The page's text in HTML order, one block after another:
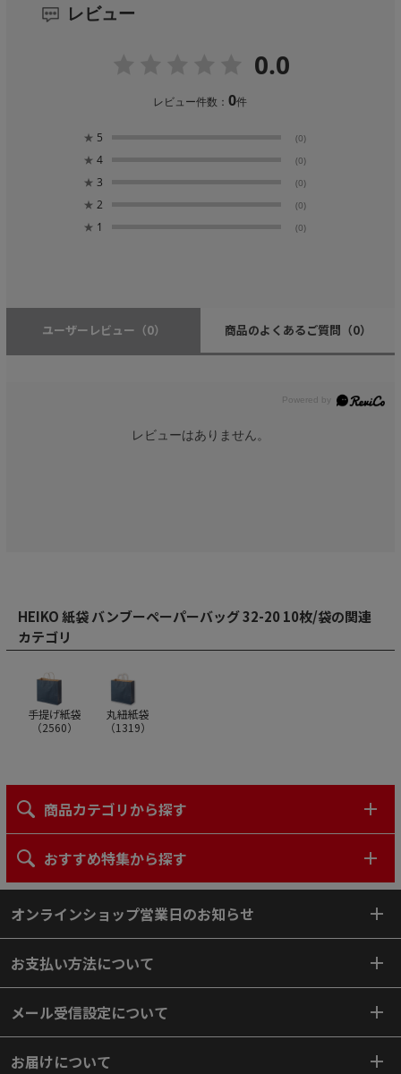
レビュー
0.0
レビュー件数：0件
★ 5 (0)
★ 4 (0)
★ 3 (0)
★ 2 (0)
★ 1 (0)
ユーザーレビュー （0） 商品のよくあるご質問 （0）
レビューはありません。
HEIKO 紙袋 バンブーペーパーバッグ 32-20 10枚/袋の関連
カテゴリ
手提げ紙袋
（2560）
丸紐紙袋
（1319）
商品カテゴリから探す
おすすめ特集から探す
オンラインショップ営業日のお知らせ
お支払い方法について
メール受信設定について
お届けについて